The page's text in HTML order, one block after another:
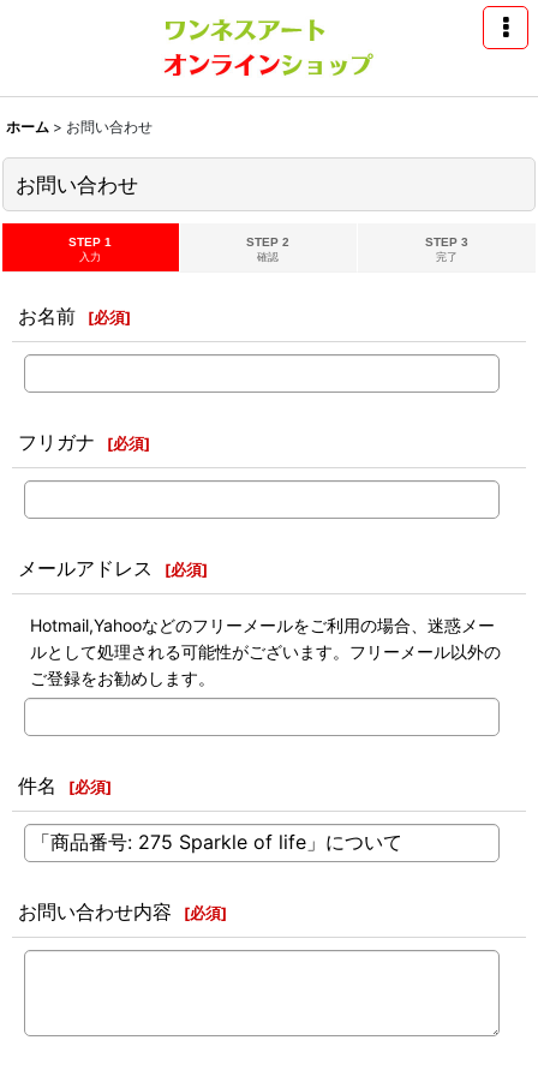
ホーム > お問い合わせ
お問い合わせ
STEP 1
入力
STEP 2
確認
STEP 3
完了
お名前 [必須]
フリガナ [必須]
メールアドレス [必須]
Hotmail,Yahooなどのフリーメールをご利用の場合、迷惑メー
ルとして処理される可能性がございます。フリーメール以外の
ご登録をお勧めします。
件名 [必須]
お問い合わせ内容 [必須]